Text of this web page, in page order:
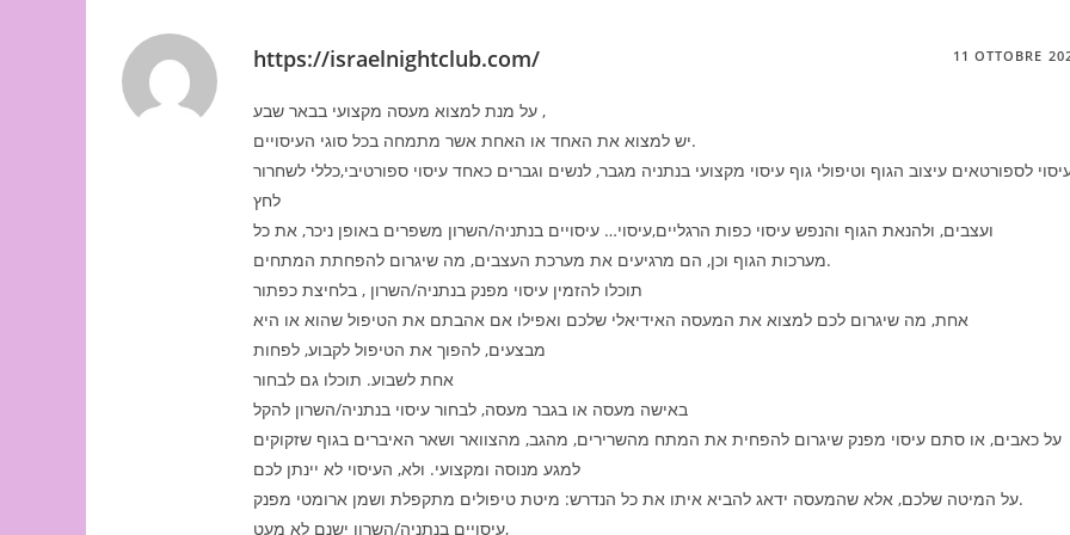
https://israelnightclub.com/ 11 OTTOBRE
על מנת למצוא מעסה מקצועי בבאר שבע ,
יש למצוא את האחד או האחת אשר מתמחה בכל סוגי העיסויים.
לספורטאים עיצוב הגוף וטיפולי גוף עיסוי מקצועי בנתניה מגבר, לנשים וגברים כאחד עיסוי ספורטיבי,כללי לשחרור
לחץ
ועצבים, ולהנאת הגוף והנפש עיסוי כפות הרגליים,עיסוי… עיסויים בנתניה/השרון משפרים באופן ניכר, את כל
מערכות הגוף וכן, הם מרגיעים את מערכת העצבים, מה שיגרום להפחתת המתחים.
תוכלו להזמין עיסוי מפנק בנתניה/השרון , בלחיצת כפתור
אחת, מה שיגרום לכם למצוא את המעסה האידיאלי שלכם ואפילו אם אהבתם את הטיפול שהוא או היא
מבצעים, להפוך את הטיפול לקבוע, לפחות
אחת לשבוע. תוכלו גם לבחור
באישה מעסה או בגבר מעסה, לבחור עיסוי בנתניה/השרון להקל
על כאבים, או סתם עיסוי מפנק שיגרום להפחית את המתח מהשרירים, מהגב, מהצוואר ושאר האיברים בגוף שזקוקים
למגע מנוסה ומקצועי. ולא, העיסוי לא יינתן לכם
על המיטה שלכם, אלא שהמעסה ידאג להביא איתו את כל הנדרש: מיטת טיפולים מתקפלת ושמן ארומטי מפנק.
עיסויים בנתניה/השרון ישנם לא מעט,